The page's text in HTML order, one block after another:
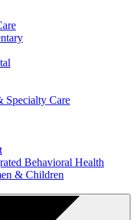
Specialty Care
Behavioral Health
& Children